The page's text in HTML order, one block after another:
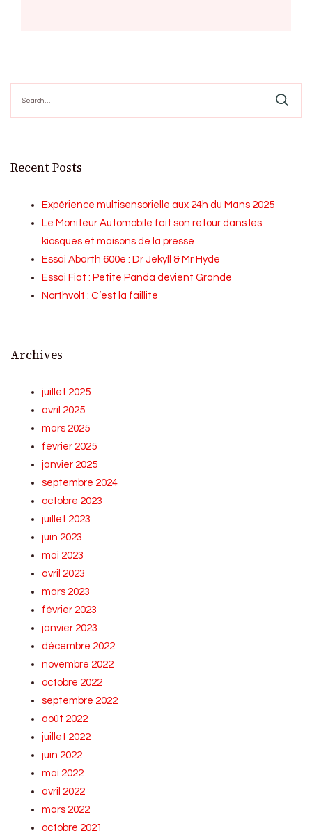
for:
Recent Posts
Expérience multisensorielle aux 24h du Mans 2025
Le Moniteur Automobile fait son retour dans les
kiosques et maisons de la presse
Essai Abarth 600e : Dr Jekyll & Mr Hyde
Essai Fiat : Petite Panda devient Grande
Northvolt : C’est la faillite
Archives
juillet 2025
avril 2025
mars 2025
février 2025
janvier 2025
septembre 2024
octobre 2023
juillet 2023
juin 2023
mai 2023
avril 2023
mars 2023
février 2023
janvier 2023
décembre 2022
novembre 2022
octobre 2022
septembre 2022
août 2022
juillet 2022
juin 2022
mai 2022
avril 2022
mars 2022
octobre 2021